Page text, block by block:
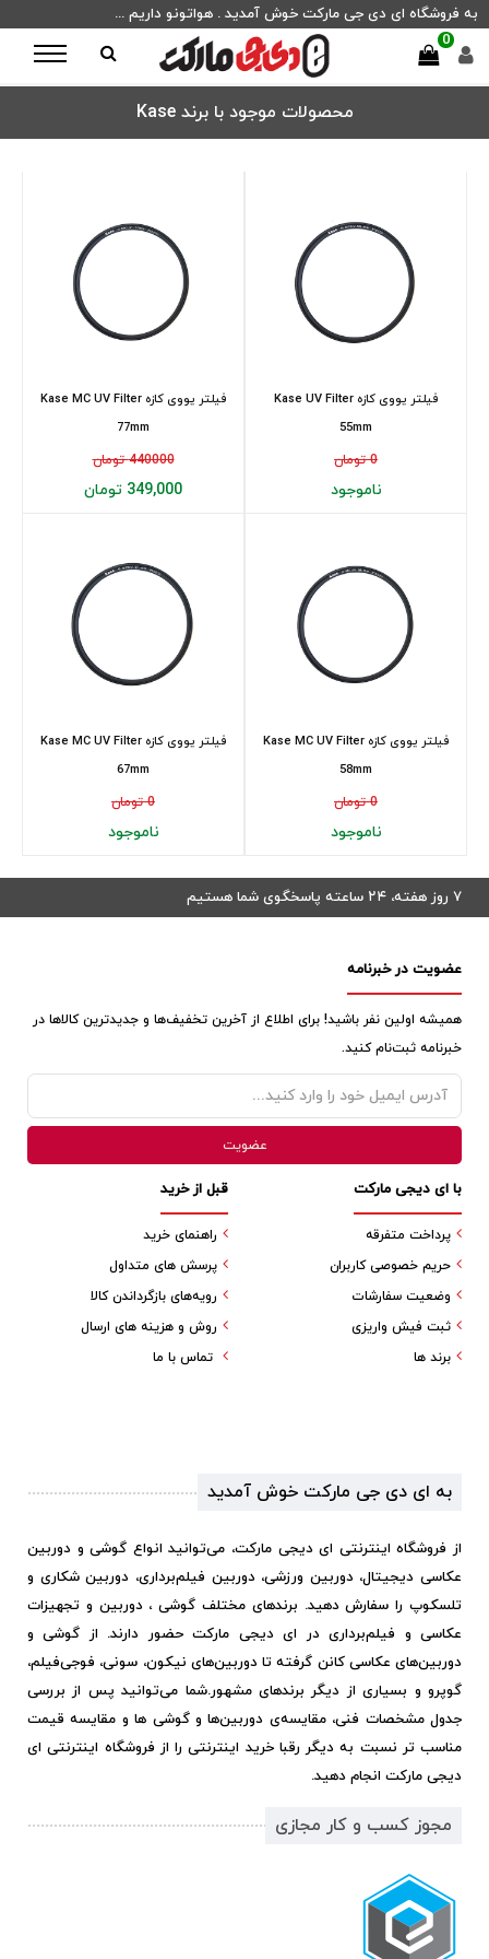
به فروشگاه ای دی جی مارکت خوش آمدید . هواتونو داریم ...
0
محصولات موجود با برند Kase
فیلتر یووی کازه Kase MC UV Filter
77mm
440000 تومان
349,000 تومان
فیلتر یووی کازه Kase UV Filter
55mm
0 تومان
ناموجود
فیلتر یووی کازه Kase MC UV Filter
67mm
0 تومان
ناموجود
فیلتر یووی کازه Kase MC UV Filter
58mm
0 تومان
ناموجود
۷ روز هفته، ۲۴ ساعته پاسخگوی شما هستیم
عضویت در خبرنامه
همیشه اولین نفر باشید! برای اطلاع از آخرین تخفیف‌ها و جدیدترین کالاها در
خبرنامه ثبت‌نام کنید.
قبل از خرید
راهنمای خرید
پرسش های متداول
رویه‌های بازگرداندن کالا
روش و هزینه های ارسال
تماس با ما
با ای دیجی مارکت
پرداخت متفرقه
حریم خصوصی کاربران
وضعیت سفارشات
ثبت فیش واریزی
برند ها
به ای دی جی مارکت خوش آمدید
از فروشگاه اینترنتی ای دیجی مارکت، می‌توانید انواع گوشی و دوربین
عکاسی دیجیتال، دوربین ورزشی، دوربین فیلم‌برداری، دوربین شکاری و
تلسکوپ را سفارش دهید. برندهای مختلف گوشی ، دوربین و تجهیزات
عکاسی و فیلم‌برداری در ای دیجی مارکت حضور دارند. از گوشی و
دوربین‌های عکاسی کانن گرفته تا دوربین‌های نیکون، سونی، فوجی‌فیلم،
گوپرو و بسیاری از دیگر برندهای مشهور.شما می‌توانید پس از بررسی
جدول مشخصات فنی، مقایسه‌ی دوربین‌ها و گوشی ها و مقایسه قیمت
مناسب تر نسبت به دیگر رقبا خرید اینترنتی را از فروشگاه اینترنتی ای
دیجی مارکت انجام دهید.
مجوز کسب و کار مجازی